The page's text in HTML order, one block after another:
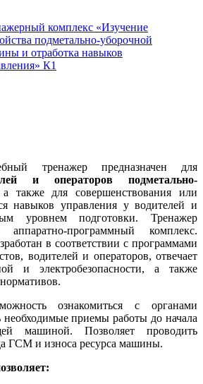
комплекс «Изучение
подметально-уборочной
и отработка навыков
К1
тренажер предназначен для
и
операторов подметально-
также для совершенствования или
навыков управления у водителей и
уровнем подготовки. Тренажер
аппаратно-программный комплекс.
в соответствии с программами
водителей и операторов, отвечает
и электробезопасности, а также
ознакомиться с органами
необходимые приемы работы до начала
машиной. Позволяет проводить
ГСМ и износа ресурса машины.